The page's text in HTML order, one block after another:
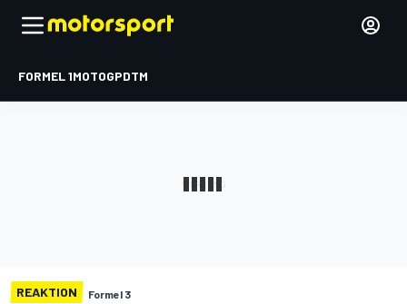
FORMEL 1MOTOGPDTM
REAKTION Formel 3